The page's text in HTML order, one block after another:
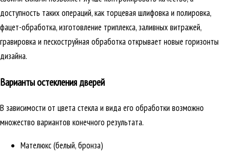
доступность таких операций, как торцевая шлифовка и полировка,
фацет-обработка, изготовление триплекса, заливных витражей,
гравировка и пескоструйная обработка открывает новые горизонты
дизайна.
Варианты остекления дверей
В зависимости от цвета стекла и вида его обработки возможно
множество вариантов конечного результата.
Мателюкс (белый, бронза)